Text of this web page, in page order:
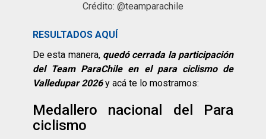
Crédito: @teamparachile
RESULTADOS AQUÍ
De esta manera, quedó cerrada la participación
del Team ParaChile en el para ciclismo de
Valledupar 2026y acá te lo mostramos:
Medallero nacional del Para
ciclismo